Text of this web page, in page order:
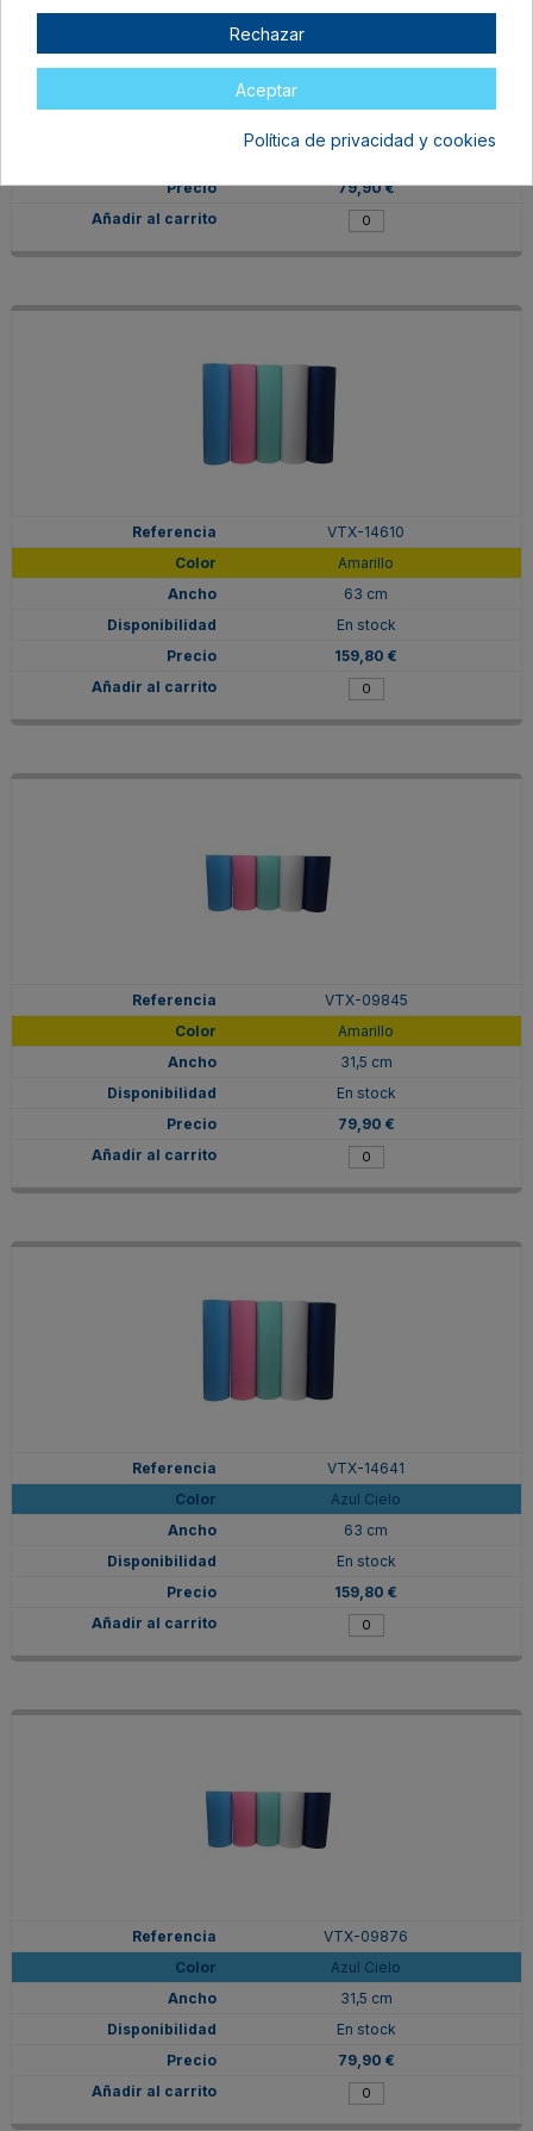
VTX-09838
79,90 €
VTX-14610
Amarillo
63 cm
En stock
159,80 €
VTX-09845
Amarillo
31,5 cm
En stock
79,90 €
VTX-14641
Azul Cielo
63 cm
En stock
159,80 €
VTX-09876
Azul Cielo
31,5 cm
En stock
79,90 €
Rechazar
Aceptar
Política de privacidad y cookies